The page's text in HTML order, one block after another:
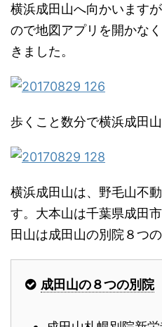
横浜成田山へ向かいます
ので地図アプリを開かな
きました。
歩くこと数分で横浜成田山
横浜成田山は、野毛山不
す。大本山は千葉県成田
田山は成田山の別院８つ
成田山の８つの別院